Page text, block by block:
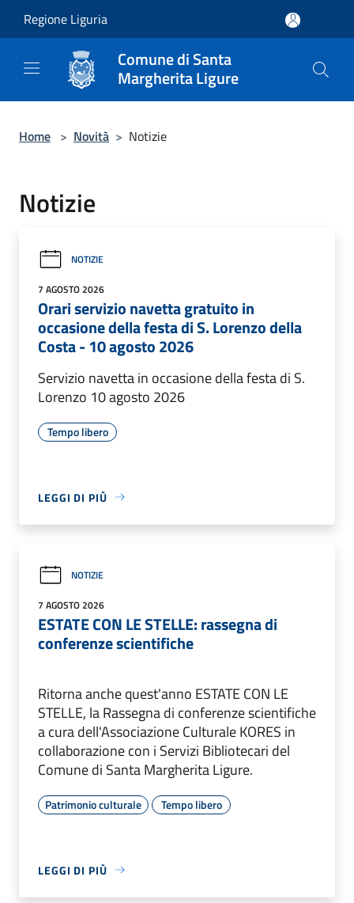
Regione Liguria
Comune di Santa
Margherita Ligure
Home > Novità > Notizie
Notizie
NOTIZIE
7 AGOSTO 2026
Orari servizio navetta gratuito in
occasione della festa di S. Lorenzo della
Costa - 10 agosto 2026
Servizio navetta in occasione della festa di S.
Lorenzo 10 agosto 2026
Tempo libero
LEGGI DI PIÙ
NOTIZIE
7 AGOSTO 2026
ESTATE CON LE STELLE: rassegna di
conferenze scientifiche
Ritorna anche quest'anno ESTATE CON LE
STELLE, la Rassegna di conferenze scientifiche
a cura dell'Associazione Culturale KORES in
collaborazione con i Servizi Bibliotecari del
Comune di Santa Margherita Ligure.
Patrimonio culturale Tempo libero
LEGGI DI PIÙ